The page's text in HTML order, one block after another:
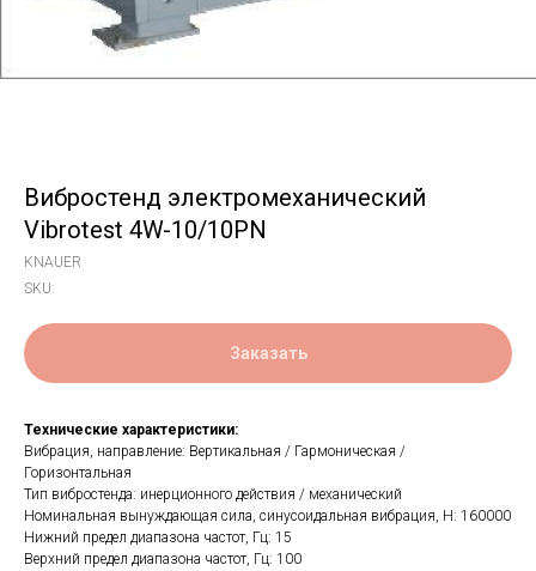
Вибростенд электромеханический
Vibrotest 4W-10/10PN
KNAUER
SKU:
Заказать
Технические характеристики:
Вибрация, направление: Вертикальная / Гармоническая /
Горизонтальная
Тип вибростенда: инерционного действия / механический
Номинальная вынуждающая сила, синусоидальная вибрация, H: 160000
Нижний предел диапазона частот, Гц: 15
Верхний предел диапазона частот, Гц: 100